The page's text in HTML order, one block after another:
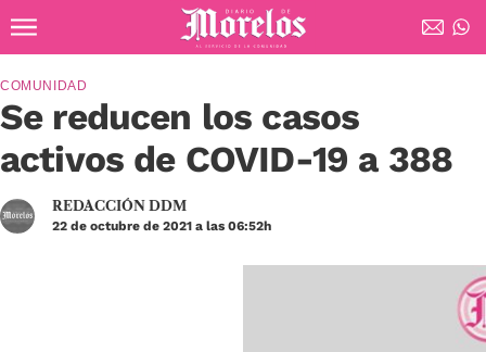
Diario de Morelos
Se reducen los casos
activos de COVID-19 a 388
COMUNIDAD
REDACCIÓN DDM
22 de octubre de 2021 a las 06:52h